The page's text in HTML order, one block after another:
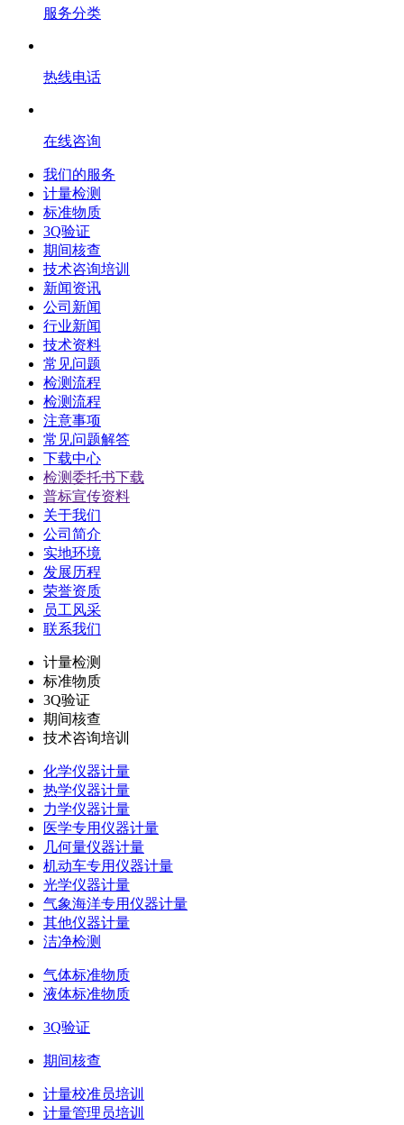
服务分类
热线电话
在线咨询
我们的服务
计量检测
标准物质
3Q验证
期间核查
技术咨询培训
新闻资讯
公司新闻
行业新闻
技术资料
常见问题
检测流程
检测流程
注意事项
常见问题解答
下载中心
检测委托书下载
普标宣传资料
关于我们
公司简介
实地环境
发展历程
荣誉资质
员工风采
联系我们
计量检测
标准物质
3Q验证
期间核查
技术咨询培训
化学仪器计量
热学仪器计量
力学仪器计量
医学专用仪器计量
几何量仪器计量
机动车专用仪器计量
光学仪器计量
气象海洋专用仪器计量
其他仪器计量
洁净检测
气体标准物质
液体标准物质
3Q验证
期间核查
计量校准员培训
计量管理员培训